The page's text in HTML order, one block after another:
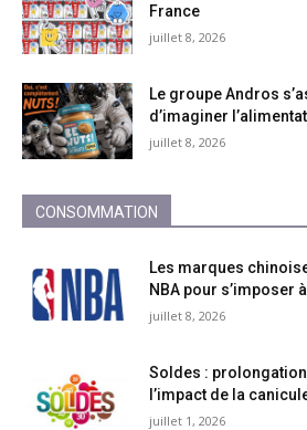
France
juillet 8, 2026
Le groupe Andros
d’imaginer
juillet 8, 2026
CONSOMMATION
Les marques
NBA pour s’imposer
juillet 8, 2026
Soldes :
l’impact de la
juillet 1, 2026